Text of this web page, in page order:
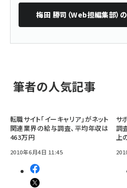
梅田 勝司（Web担編集部）
筆者の人気記事
転職サイト「イーキャリア」がネット
関連業界の給与調査、平均年収は
463万円
2010年6月4日 11:45
サ
調
上